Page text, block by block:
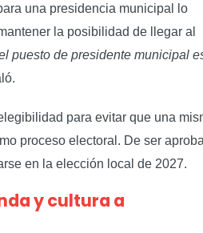
una presidencia municipal lo
la posibilidad de llegar al
puesto de presidente municipal
para evitar que una
proceso electoral. De ser
en la elección local de 2027.
y cultura a